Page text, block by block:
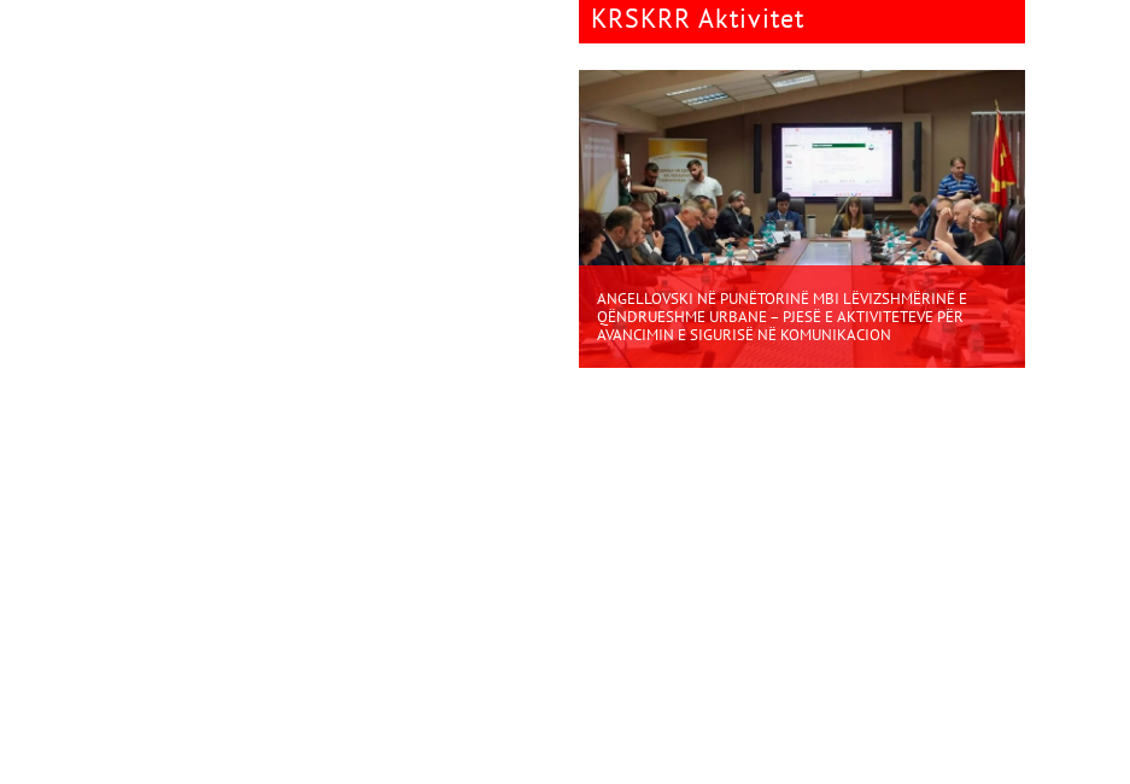
KRSKRR Aktivitet
ANGELLOVSKI NË PUNËTORINË MBI LËVIZSHMËRINË E
QËNDRUESHME URBANE – PJESË E AKTIVITETEVE PËR
AVANCIMIN E SIGURISË NË KOMUNIKACION